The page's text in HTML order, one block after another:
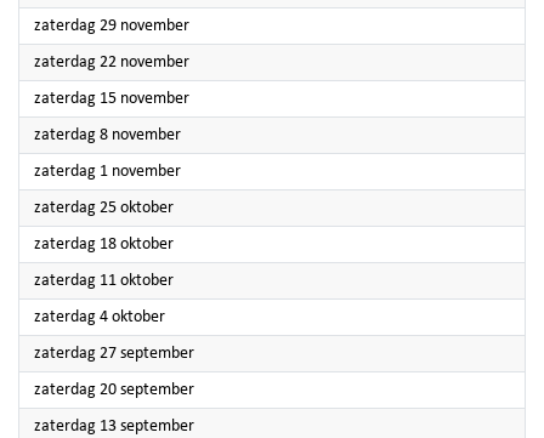
zaterdag 29 november2025
zaterdag 22 november2025
zaterdag 15 november2025
zaterdag 8 november2025
zaterdag 1 november2025
zaterdag 25 oktober2025
zaterdag 18 oktober2025
zaterdag 11 oktober2025
zaterdag 4 oktober2025
zaterdag 27 september2025
zaterdag 20 september2025
zaterdag 13 september2025